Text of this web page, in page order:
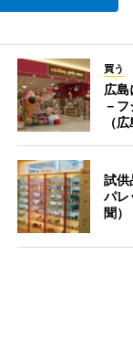
買う
広島
－
（
試供
パレ
聞）